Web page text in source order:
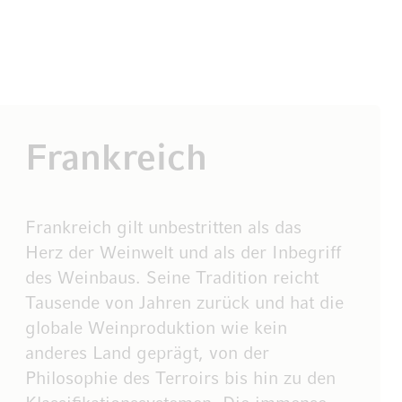
Frankreich
Frankreich gilt unbestritten als das
Herz der Weinwelt und als der Inbegriff
des Weinbaus. Seine Tradition reicht
Tausende von Jahren zurück und hat die
globale Weinproduktion wie kein
anderes Land geprägt, von der
Philosophie des Terroirs bis hin zu den